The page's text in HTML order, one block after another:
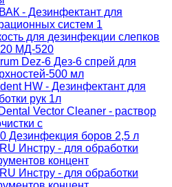
- Дезинфектант для
систем 1
для дезинфекции слепков
МД-520
Dez-6 Дез-6 спрей для
500 мл
HW - Дезинфектант для
рук 1л
Vector Cleaner - раствор
с
Дезинфекция боров 2,5 л
Инстру - для обработки
концент
Инстру - для обработки